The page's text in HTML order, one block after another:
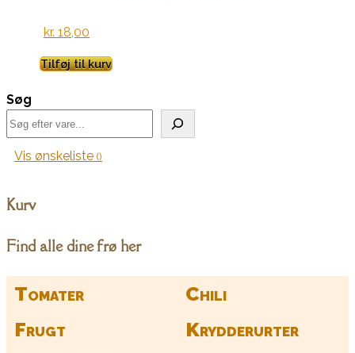
kr. 18,00
Tilføj til kurv
Søg
Vis ønskeliste
Kurv
Find alle dine frø her
Tomater
Chili
Frugt
Krydderurter